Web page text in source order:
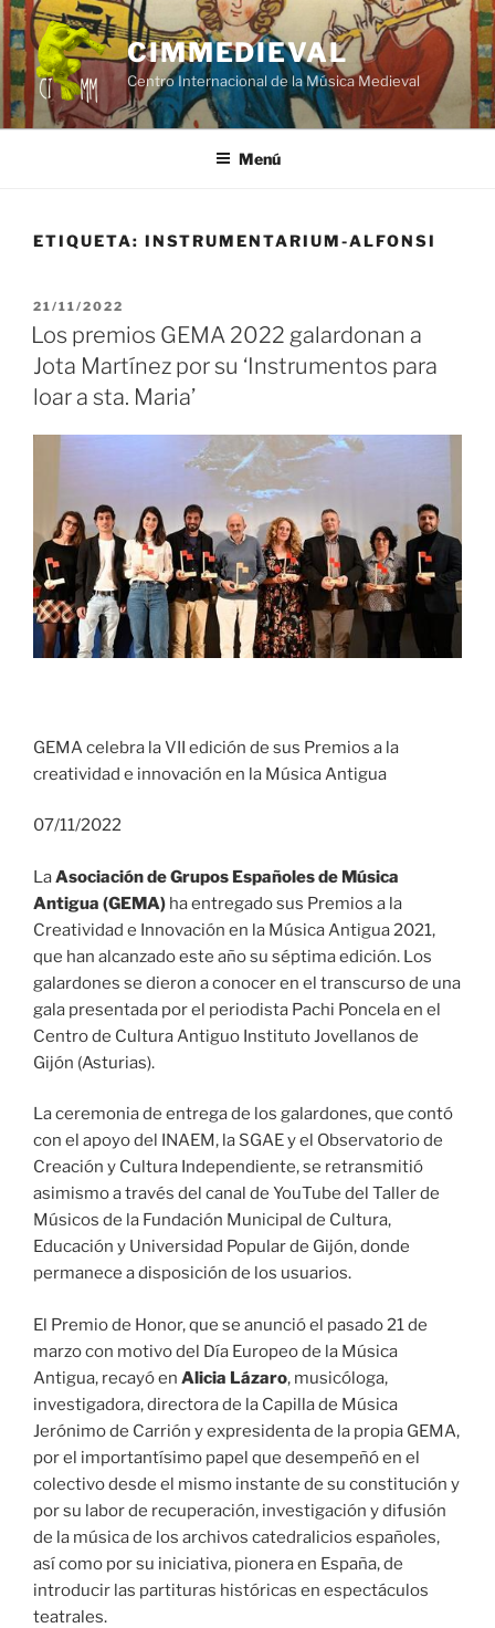
Saltar
al
contenido
CIMMEDIEVAL
Centro Internacional de la Música Medieval
Menú
ETIQUETA: INSTRUMENTARIUM-ALFONSI
PUBLICADO
EL
21/11/2022
Los premios GEMA 2022 galardonan a
Jota Martínez por su ‘Instrumentos para
loar a sta. Maria’
GEMA celebra la VII edición de sus Premios a la
creatividad e innovación en la Música Antigua
07/11/2022
LaAsociación de Grupos Españoles de Música
Antigua (GEMA) ha entregado sus Premios a la
Creatividad e Innovación en la Música Antigua 2021,
que han alcanzado este año su séptima edición. Los
galardones se dieron a conocer en el transcurso de una
gala presentada por el periodista Pachi Poncela en el
Centro de Cultura Antiguo Instituto Jovellanos de
Gijón (Asturias).
La ceremonia de entrega de los galardones, que contó
con el apoyo del INAEM, la SGAE y el Observatorio de
Creación y Cultura Independiente, se retransmitió
asimismo a través del canal de YouTube del Taller de
Músicos de la Fundación Municipal de Cultura,
Educación y Universidad Popular de Gijón, donde
permanece a disposición de los usuarios.
El Premio de Honor, que se anunció el pasado 21 de
marzo con motivo del Día Europeo de la Música
Antigua, recayó en Alicia Lázaro, musicóloga,
investigadora, directora de la Capilla de Música
Jerónimo de Carrión y expresidenta de la propia GEMA,
por el importantísimo papel que desempeñó en el
colectivo desde el mismo instante de su constitución y
por su labor de recuperación, investigación y difusión
de la música de los archivos catedralicios españoles,
así como por su iniciativa, pionera en España, de
introducir las partituras históricas en espectáculos
teatrales.